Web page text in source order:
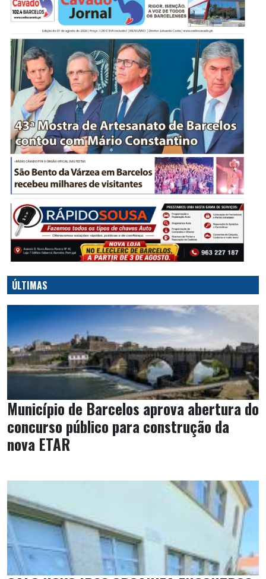
ÚLTIMAS
Município de Barcelos aprova abertura do
concurso público para construção da
nova ETAR